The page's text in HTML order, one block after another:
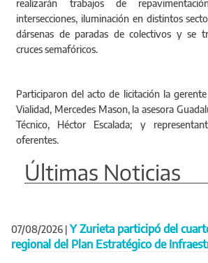
realizarán trabajos de
intersecciones, iluminación en distintos
dársenas de paradas de colectivos y se
cruces semafóricos.
Participaron del acto de licitación la
Vialidad, Mercedes Mason, la asesora
Técnico, Héctor Escalada; y
oferentes.
Últimas Noticias
07/08/2026 | Y Zurieta participó del
regional del Plan Estratégico de